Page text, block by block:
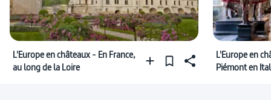
L'Europe en châteaux - En France,
au long de la Loire
L'Europe en
Piémont en